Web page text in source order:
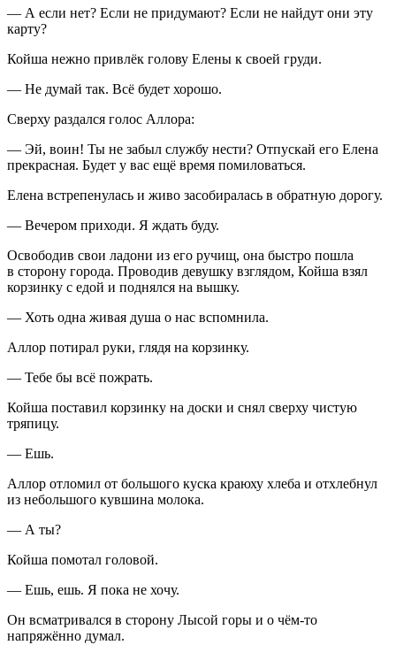
— А если нет? Если не придумают? Если не найдут они эту
карту?
Койша нежно привлёк голову Елены к своей груди.
— Не думай так. Всё будет хорошо.
Сверху раздался голос Аллора:
— Эй, воин! Ты не забыл службу нести? Отпускай его Елена
прекрасная. Будет у вас ещё время помиловаться.
Елена встрепенулась и живо засобиралась в обратную дорогу.
— Вечером приходи. Я ждать буду.
Освободив свои ладони из его ручищ, она быстро пошла
в сторону города. Проводив девушку взглядом, Койша взял
корзинку с едой и поднялся на вышку.
— Хоть одна живая душа о нас вспомнила.
Аллор потирал руки, глядя на корзинку.
— Тебе бы всё пожрать.
Койша поставил корзинку на доски и снял сверху чистую
тряпицу.
— Ешь.
Аллор отломил от большого куска краюху хлеба и отхлебнул
из небольшого кувшина молока.
— А ты?
Койша помотал головой.
— Ешь, ешь. Я пока не хочу.
Он всматривался в сторону Лысой горы и о чём-то
напряжённо думал.